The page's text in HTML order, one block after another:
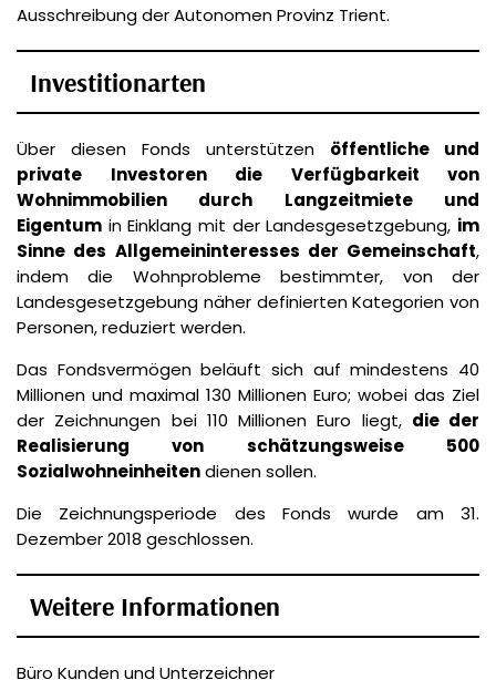
Ausschreibung der Autonomen Provinz Trient.
Investitionarten
Über diesen Fonds unterstützen öffentliche und
private Investoren die Verfügbarkeit von
Wohnimmobilien durch Langzeitmiete und
Eigentum in Einklang mit der Landesgesetzgebung, im
Sinne des Allgemeininteresses der Gemeinschaft,
indem die Wohnprobleme bestimmter, von der
Landesgesetzgebung näher definierten Kategorien von
Personen, reduziert werden.
Das Fondsvermögen beläuft sich auf mindestens 40
Millionen und maximal 130 Millionen Euro; wobei das Ziel
der Zeichnungen bei 110 Millionen Euro liegt, die der
Realisierung von schätzungsweise 500
Sozialwohneinheitendienen sollen.
Die Zeichnungsperiode des Fonds wurde am 31.
Dezember 2018 geschlossen.
Weitere Informationen
Büro Kunden und Unterzeichner